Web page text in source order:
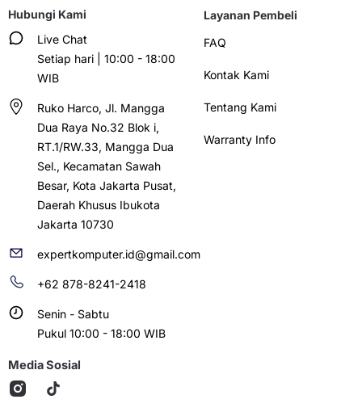
Hubungi Kami
Live Chat
Setiap hari | 10:00 - 18:00
WIB
Ruko Harco, Jl. Mangga
Dua Raya No.32 Blok i,
RT.1/RW.33, Mangga Dua
Sel., Kecamatan Sawah
Besar, Kota Jakarta Pusat,
Daerah Khusus Ibukota
Jakarta 10730
expertkomputer.id@gmail.com
+62 878-8241-2418
Senin - Sabtu
Pukul 10:00 - 18:00 WIB
Layanan Pembeli
FAQ
Kontak Kami
Tentang Kami
Warranty Info
Media Sosial